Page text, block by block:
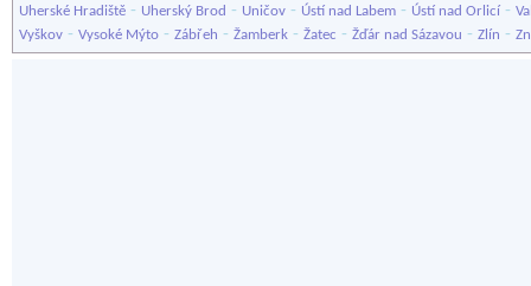
Uherské Hradiště - Uherský Brod - Uničov - Ústí nad Labem - Ústí nad Orlicí -
Vyškov - Vysoké Mýto - Zábřeh - Žamberk - Žatec - Žďár nad Sázavou - Zlín -